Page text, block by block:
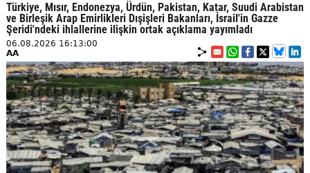
Türkiye, Mısır, Endonezya, Ürdün, Pakistan, Katar, Suudi Arabistan
ve Birleşik Arap Emirlikleri Dışişleri Bakanları, İsrail'in Gazze
Şeridi'ndeki ihlallerine ilişkin ortak açıklama yayımladı
06.08.2026 16:13:00
AA